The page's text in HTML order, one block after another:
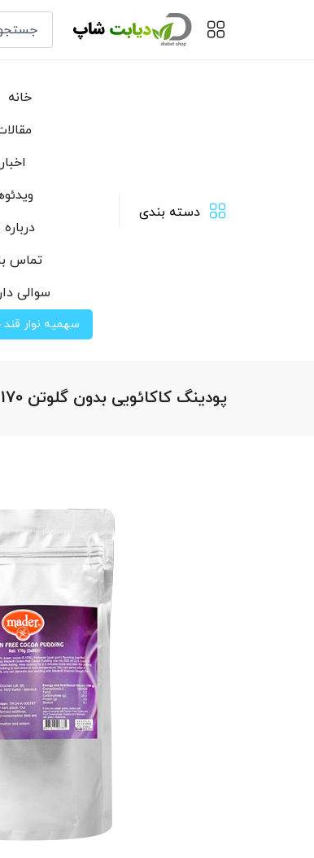
دسته بندی
خانه
اخبار
درباره
تماس
سوالی
سهمیه نوار
پودینگ کاکائویی بدون گلوتن 170 گرمی مادر Mader